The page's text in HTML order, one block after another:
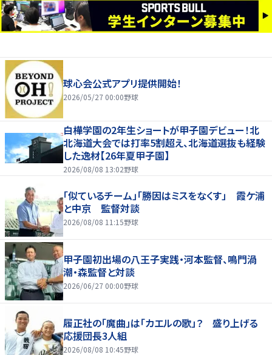
球心会公式アプリ提供開始！
2026/05/27 00:00野球
白樺学園の2年生ショートが甲子園デビュー！北
北海道大会では打率5割超え、北海道選抜も経験
した逸材【26年夏甲子園】
2026/08/08 13:02野球
「似ているチーム」「勝因はミスをなくす」 霞ケ浦
と中京 監督対談
2026/08/08 11:15野球
甲子園初出場の八王子実践・河本監督、鳴門渦
潮・森監督と対談
2026/06/27 00:00野球
履正社の「魔曲」は「カエルの歌」？ 盛り上げる
応援団長3人組
2026/08/08 10:45野球